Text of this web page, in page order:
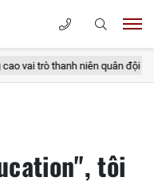
quân đội trong phát huy giá trị
tôi